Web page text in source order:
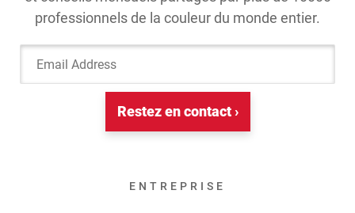
professionnels de la couleur du monde entier.
Email Address
Restez en contact ›
ENTREPRISE